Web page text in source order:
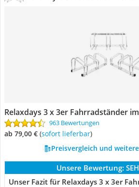
Relaxdays 3 x 3er Fahrradständer
963 Bewertungen
ab 79,00 € ( Sofort lieferbar)
Preisvergleich und
Unsere Bewertung:
Unser Fazit für Relaxdays 3 x 3er